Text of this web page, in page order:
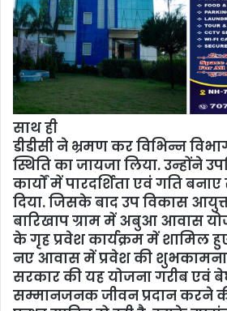
साथ ही
डीडीसी ने भ्रमण कर विभिन्न
स्थिति का जायजा लिया. उन्होंने
कार्यों में पारदर्शिता एवं गति
दिया. जिसके बाद उप विकास
बारिखाप ग्राम में अबुआ आवास
के गृह प्रवेश कार्यक्रम में शामिल
नए आवास में प्रवेश की
सरकार की यह योजना गरीब एवं
सम्मानजनक जीवन प्रदान करने